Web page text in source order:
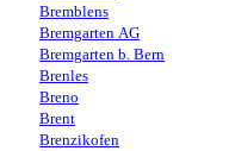
Bremblens
Bremgarten AG
Bremgarten b. Bern
Brenles
Breno
Brent
Brenzikofen